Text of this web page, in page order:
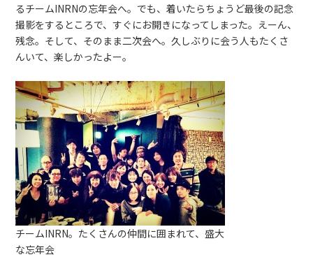
るチームINRNの忘年会へ。でも、着いたらちょうど最後の記念
撮影をするところで、すぐにお開きになってしまった。えーん、
残念。そして、そのまま二次会へ。久しぶりに会う人もたくさ
んいて、楽しかったよー。
チームINRN。たくさんの仲間に囲まれて、盛大
な忘年会